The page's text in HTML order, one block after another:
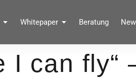
by BRANDPUNKT
Whitepaper Beratung
I can fly“